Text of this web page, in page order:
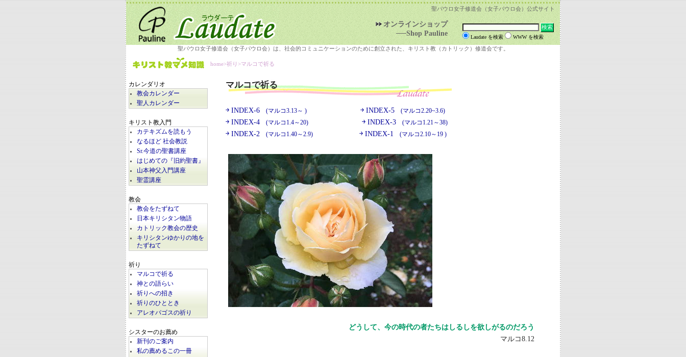
聖パウロ女子修道会（女子パウロ会）公式サイト
オンラインショップ
──Shop Pauline
Laudate を検索 WWW を検索
聖パウロ女子修道会（女子パウロ会）は、社会的コミュニケーションのために創立された、キリスト教（カトリック）修道会です。
カレンダリオ
教会カレンダー
聖人カレンダー
キリスト教入門
カテキズムを読もう
なるほど 社会教説
Sr.今道の聖書講座
はじめての『旧約聖書』
山本神父入門講座
聖霊講座
教会
教会をたずねて
日本キリシタン物語
カトリック教会の歴史
キリシタンゆかりの地を
たずねて
祈り
マルコで祈る
神との語らい
祈りへの招き
祈りのひととき
アレオパゴスの祈り
シスターのお薦め
新刊のご案内
私の薦めるこの一冊
home>祈り>マルコで祈る
マルコで祈る
￫ INDEX-6 (マルコ3.13～ ) ￫ INDEX-5 (マルコ2.20~3.6)
￫ INDEX-4 (マルコ1.4～20) ￫ INDEX-3 (マルコ1.21～38)
￫ INDEX-2 (マルコ1.40～2.9) ￫ INDEX-1 (マルコ2.10～19 )
どうして、今の時代の者たちはしるしを欲しがるのだろう
マルコ8.12